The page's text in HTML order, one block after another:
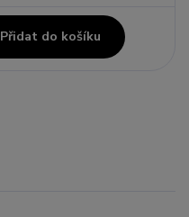
Přidat do košíku